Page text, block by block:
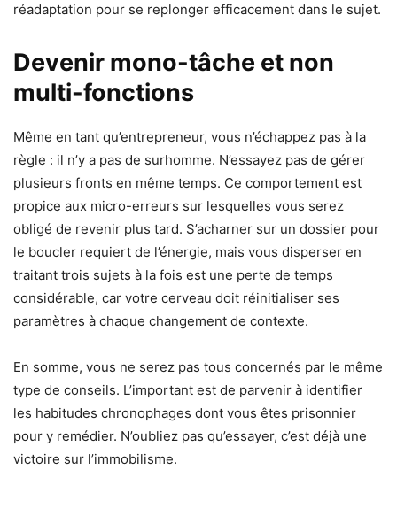
réadaptation pour se replonger efficacement dans le sujet.
Devenir mono-tâche et non
multi-fonctions
Même en tant qu’entrepreneur, vous n’échappez pas à la
règle : il n’y a pas de surhomme. N’essayez pas de gérer
plusieurs fronts en même temps. Ce comportement est
propice aux micro-erreurs sur lesquelles vous serez
obligé de revenir plus tard. S’acharner sur un dossier pour
le boucler requiert de l’énergie, mais vous disperser en
traitant trois sujets à la fois est une perte de temps
considérable, car votre cerveau doit réinitialiser ses
paramètres à chaque changement de contexte.
En somme, vous ne serez pas tous concernés par le même
type de conseils. L’important est de parvenir à identifier
les habitudes chronophages dont vous êtes prisonnier
pour y remédier. N’oubliez pas qu’essayer, c’est déjà une
victoire sur l’immobilisme.